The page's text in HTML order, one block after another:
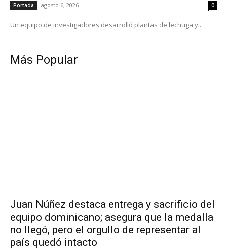
Portada agosto 6, 2026 0
Un equipo de investigadores desarrolló plantas de lechuga y...
Más Popular
Juan Núñez destaca entrega y sacrificio del
equipo dominicano; asegura que la medalla
no llegó, pero el orgullo de representar al
país quedó intacto